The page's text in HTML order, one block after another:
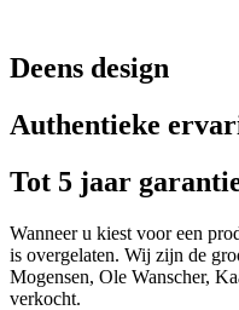
Deens design
Authentieke
Tot 5 jaar
Wanneer u kiest voor een
is overgelaten. Wij zijn de
Mogensen, Ole Wanscher,
verkocht.